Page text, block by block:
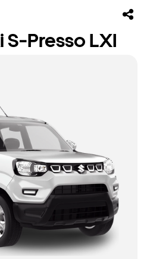
S-Presso LXI